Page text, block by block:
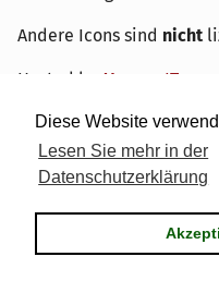
Diese Website
Lesen Sie mehr in der
Datenschutzerklärung
Andere Icons sind nicht
Hosted by My own IT.
Serendipity& the